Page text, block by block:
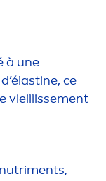
à une
ce
vieillissement
ments,